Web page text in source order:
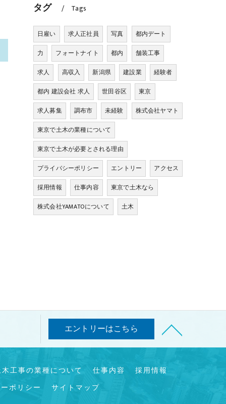
タグ Tags
日雇い 求人正社員 写真
都内デート
力
フォートナイト 都内
舗装工事
求人
高収入 新潟県 建設業
経験者
都内 建設会社 求人
世田谷区
東京
求人募集
調布市 未経験
株式会社ヤマト
東京で土木の業種について
東京で土木が必要とされる理由
プライバシーポリシー
エントリー
アクセス
採用情報
仕事内容
東京で土木なら
株式会社YAMATOについて
土木
エントリーはこちら
工事の業種について 仕事内容
採用情報
ポリシー サイトマップ